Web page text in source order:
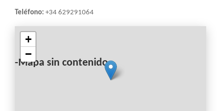
NAVEGACIÓN
Teléfono: +34 629291064
-Mapa sin contenido-
+
−